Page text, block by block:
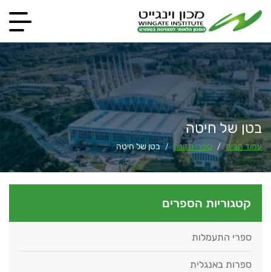
בטן של חיטה
עמוד הבית / ספרי תזונה / בטן של חיטה
קטגוריות הספרים
ספרי התעמלות
ספרות באנגלית